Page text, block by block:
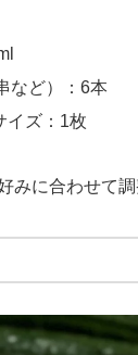
など）：6本
イズ：1枚
みに合わせて調